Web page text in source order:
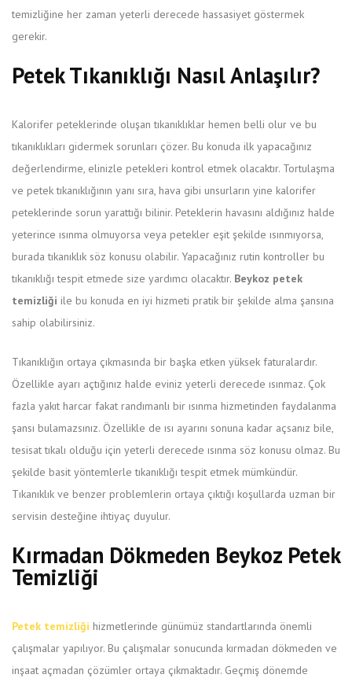
temizliğine her zaman yeterli derecede hassasiyet göstermek
gerekir.
Petek Tıkanıklığı Nasıl Anlaşılır?
Kalorifer peteklerinde oluşan tıkanıklıklar hemen belli olur ve bu
tıkanıklıkları gidermek sorunları çözer. Bu konuda ilk yapacağınız
değerlendirme, elinizle petekleri kontrol etmek olacaktır. Tortulaşma
ve petek tıkanıklığının yanı sıra, hava gibi unsurların yine kalorifer
peteklerinde sorun yarattığı bilinir. Peteklerin havasını aldığınız halde
yeterince ısınma olmuyorsa veya petekler eşit şekilde ısınmıyorsa,
burada tıkanıklık söz konusu olabilir. Yapacağınız rutin kontroller bu
tıkanıklığı tespit etmede size yardımcı olacaktır. Beykoz petek
temizliği ile bu konuda en iyi hizmeti pratik bir şekilde alma şansına
sahip olabilirsiniz.
Tıkanıklığın ortaya çıkmasında bir başka etken yüksek faturalardır.
Özellikle ayarı açtığınız halde eviniz yeterli derecede ısınmaz. Çok
fazla yakıt harcar fakat randımanlı bir ısınma hizmetinden faydalanma
şansı bulamazsınız. Özellikle de ısı ayarını sonuna kadar açsanız bile,
tesisat tıkalı olduğu için yeterli derecede ısınma söz konusu olmaz. Bu
şekilde basit yöntemlerle tıkanıklığı tespit etmek mümkündür.
Tıkanıklık ve benzer problemlerin ortaya çıktığı koşullarda uzman bir
servisin desteğine ihtiyaç duyulur.
Kırmadan Dökmeden Beykoz Petek
Temizliği
Petek temizliği hizmetlerinde günümüz standartlarında önemli
çalışmalar yapılıyor. Bu çalışmalar sonucunda kırmadan dökmeden ve
inşaat açmadan çözümler ortaya çıkmaktadır. Geçmiş dönemde